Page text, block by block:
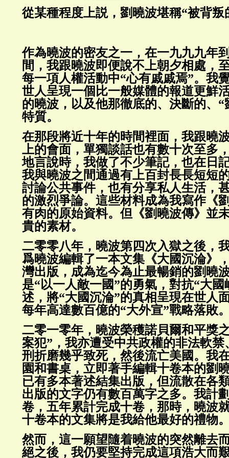
從某種程度上説，劉曉波堪稱“被背叛
作為曉波的密友之一，在一九九九年
間，我跟曉波即便說不上朝夕相處，
每一項人權活動中“心有戚戚焉”。我
世人呈現一個比一般媒體的報道更鮮
的曉波，以及他那徹底的、決斷的、“
特質。
在那段將近十年的時間裡面，我跟曉
上的會面，單獨談話也有數十次至多
地言說時，我做了不少筆記，也在日
我與曉波之間通過有上百封長長短短
討論公共事件，也有分享私人生活，
的激烈爭論。這些材料成為我寫作《
有肉的原始資料。但《劉曉波傳》並
貴的素材。
二零零八年，曉波第四次入獄之後，
爲曉波編輯了一本文集《大國沉淪》
灣出版，成為迄今為止最暢銷的劉曉
是“以一人敵一國”的勇氣，對抗“大國
述，將“大國沉淪”的真相呈現在世人
每年高達數百億的“大外宣”戰略落敗
二零一零年，曉波榮穫諾貝爾和平獎
案犯”，我亦遭受中共政權的非法軟
刑折磨幾乎致死，然後流亡美國。我
園和書桌，立即著手編輯十卷本的劉
已有多本著述結集出版，但流散在各
出版的文字仍有數百萬字之多。我計
卷，五年累計完成十卷，那時，曉波
十卷本的文集將是我給他最好的禮物
然而，這一願望隨着曉波的突然離去
絕之後，我仍要堅持完成這項浩大而